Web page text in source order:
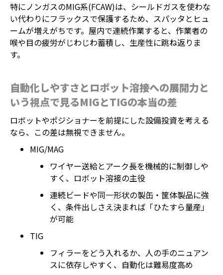
特にノンガスのMIG系(FCAW)は、シールドガスを使わな
い代わりにフラックスで保護するため、スパッタとヒュ
ームが増えがちです。屋内で連続作業すると、作業者の
喉や目の疲労がじわじわ蓄積し、生産性に跳ね返りま
す。
自動化しやすさとロボット溶接への展開力と
いう視点で見るMIGとTIGの本当の差
ロボットやポジショナーを前提にした設備投資を考える
なら、この差は無視できません。
MIG/MAG
ワイヤー送給とアーク長を機械的に制御しや
すく、ロボット溶接の主役
連続ビードや同一形状の製缶・筐体製品に強
く、条件出しさえ決まれば「ひたすら量産」
が可能
TIG
フィラーをどう入れるか、人の手のニュアン
スに依存しやすく、自動化は難易度高め